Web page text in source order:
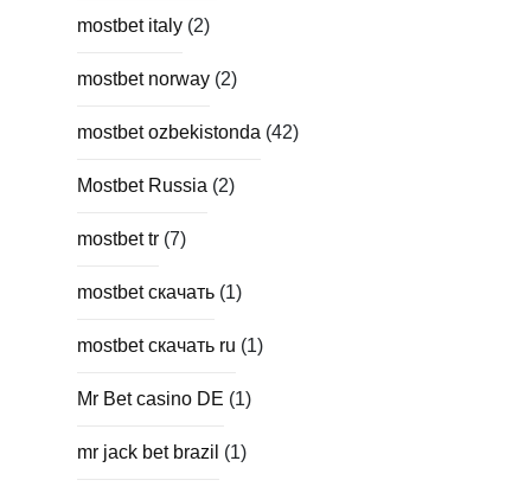
mostbet italy (2)
mostbet norway (2)
mostbet ozbekistonda (42)
Mostbet Russia (2)
mostbet tr (7)
mostbet скачать (1)
mostbet скачать ru (1)
Mr Bet casino DE (1)
mr jack bet brazil (1)